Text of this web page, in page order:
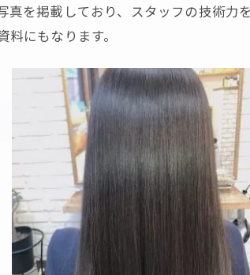
を掲載しており、スタッフの技術力
にもなります。